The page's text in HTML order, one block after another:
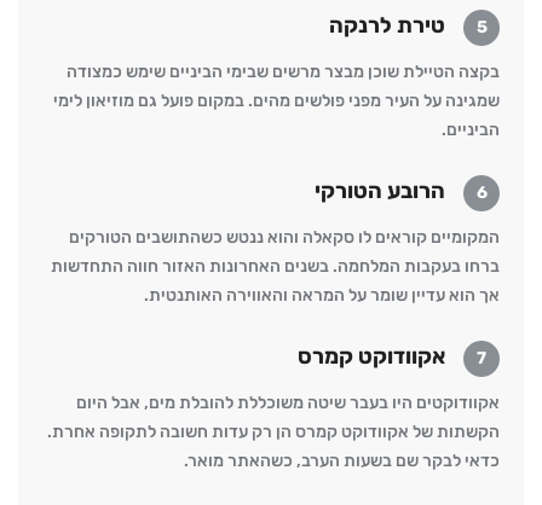
5 טירת לרנקה
בקצה הטיילת שוכן מבצר מרשים שבימי הביניים שימש כמצודה
שמגינה על העיר מפני פולשים מהים. במקום פועל גם מוזיאון לימי
הביניים.
6 הרובע הטורקי
המקומיים קוראים לו סקאלה והוא ננטש כשהתושבים הטורקים
ברחו בעקבות המלחמה. בשנים האחרונות האזור חווה התחדשות
אך הוא עדיין שומר על המראה והאווירה האותנטית.
7 אקוודוקט קמרס
אקוודוקטים היו בעבר שיטה משוכללת להובלת מים, אבל היום
הקשתות של אקוודוקט קמרס הן רק עדות חשובה לתקופה אחרת.
כדאי לבקר שם בשעות הערב, כשהאתר מואר.